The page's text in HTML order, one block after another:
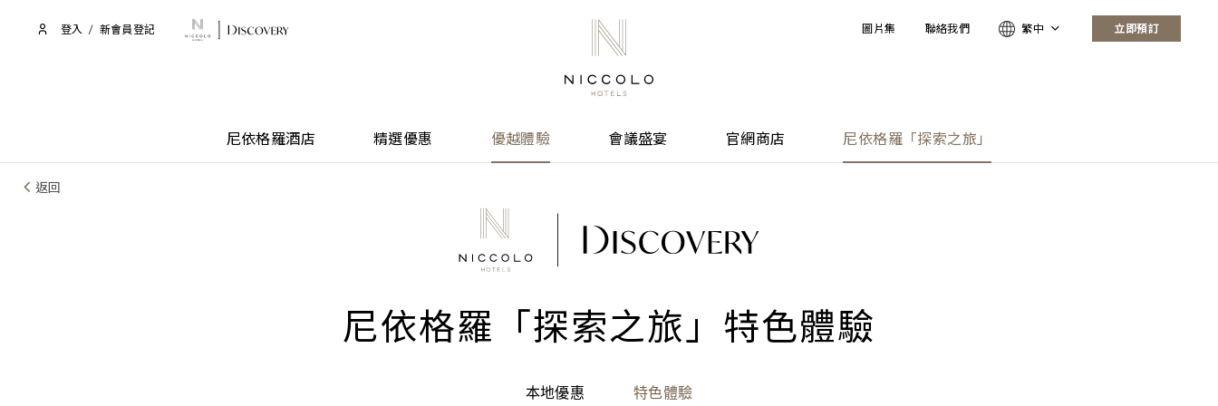
登入 / 新會員登記 圖片集 聯絡我們 繁中 立即預訂
尼依格羅酒店 精選優惠 優越體驗 會議盛宴 官網商店 尼依格羅「探索之旅」
返回
尼依格羅「探索之旅」特色體驗
本地優惠 特色體驗